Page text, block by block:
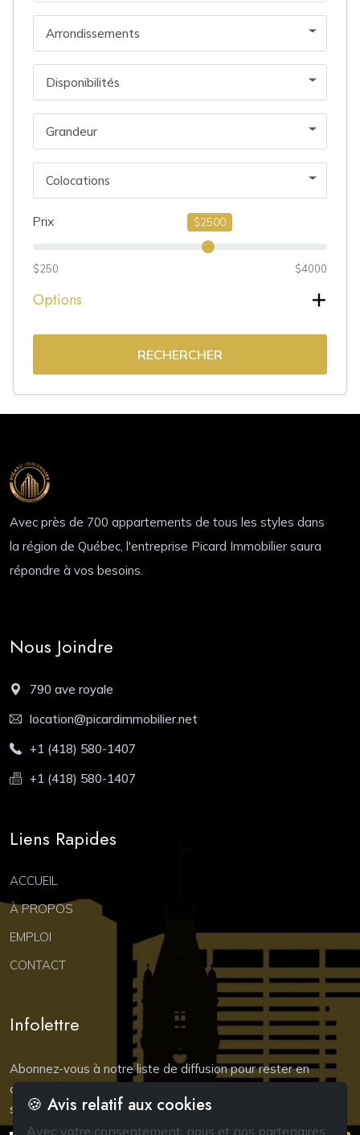
Arrondissements
Disponibilités
Grandeur
Colocations
Prix $2500
$250 $4000
Options
RECHERCHER
Avec près de 700 appartements de tous les styles dans
la région de Québec, l'entreprise Picard Immobilier saura
répondre à vos besoins.
Nous Joindre
790 ave royale
location@picardimmobilier.net
+1 (418) 580-1407
+1 (418) 580-1407
Liens Rapides
ACCUEIL
À PROPOS
EMPLOI
CONTACT
Infolettre
Abonnez-vous à notre liste de diffusion pour rester en
contact !Nous vous tiendrons au courant de nos nouveautés
sur le marché.
🍪 Avis relatif aux cookies
Avec votre consentement, nous et nos partenaires